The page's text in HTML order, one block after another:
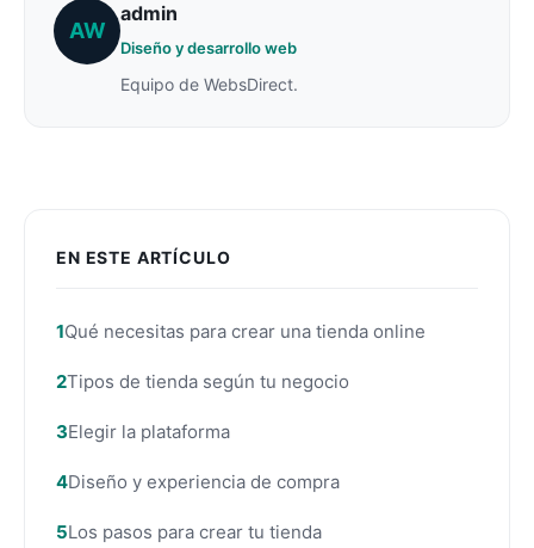
EN ESTE ARTÍCULO
Qué necesitas para crear una tienda online
Tipos de tienda según tu negocio
Elegir la plataforma
Diseño y experiencia de compra
Los pasos para crear tu tienda
AW
admin
Diseño y desarrollo web
Equipo de WebsDirect.